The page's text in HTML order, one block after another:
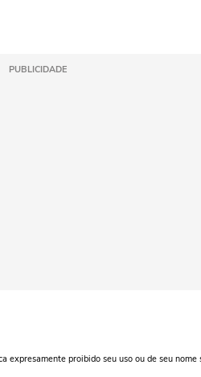
PUBLICIDADE
proibido seu uso ou de seu